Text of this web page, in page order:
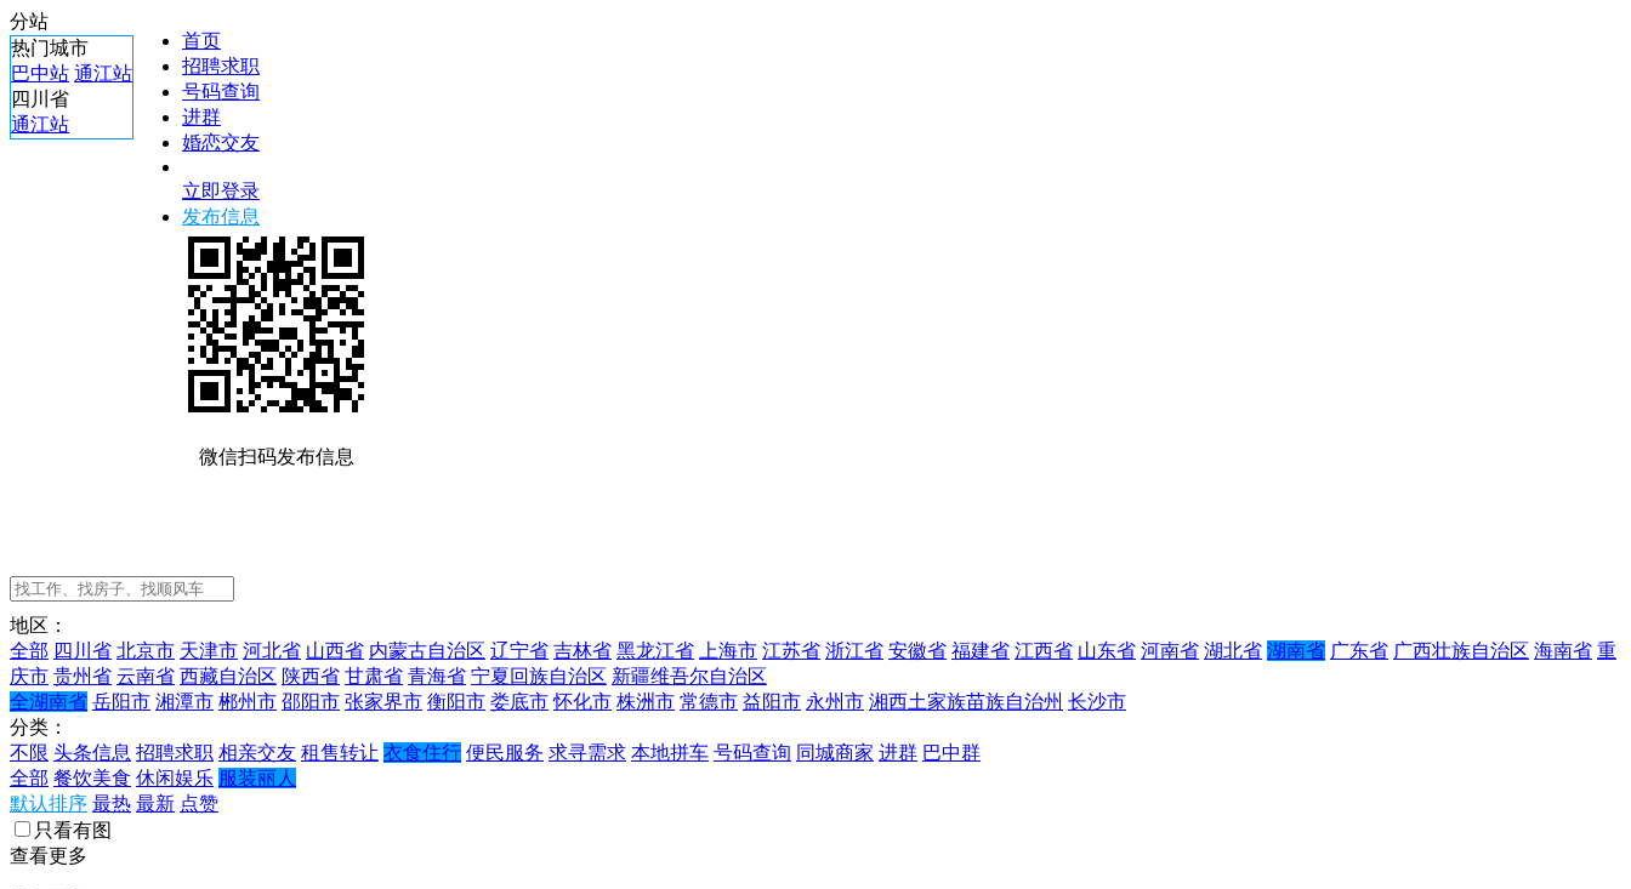
分站
热门城市
巴中站 通江站
四川省
通江站
首页
招聘求职
号码查询
进群
婚恋交友
立即登录
发布信息
微信扫码发布信息
地区：
全部 四川省 北京市 天津市 河北省 山西省 内蒙古自治区 辽宁省 吉林省 黑龙江省 上海市 江苏省 浙江省 安徽省 福建省 江西省 山东省 河南省 湖北省 湖南省 广东省 广西壮族自治区 海南省 重
庆市 贵州省 云南省 西藏自治区 陕西省 甘肃省 青海省 宁夏回族自治区 新疆维吾尔自治区
全湖南省 岳阳市 湘潭市 郴州市 邵阳市 张家界市 衡阳市 娄底市 怀化市 株洲市 常德市 益阳市 永州市 湘西土家族苗族自治州 长沙市
分类：
不限 头条信息 招聘求职 相亲交友 租售转让 衣食住行 便民服务 求寻需求 本地拼车 号码查询 同城商家 进群 巴中群
全部 餐饮美食 休闲娱乐 服装丽人
默认排序 最热 最新 点赞
只看有图
查看更多